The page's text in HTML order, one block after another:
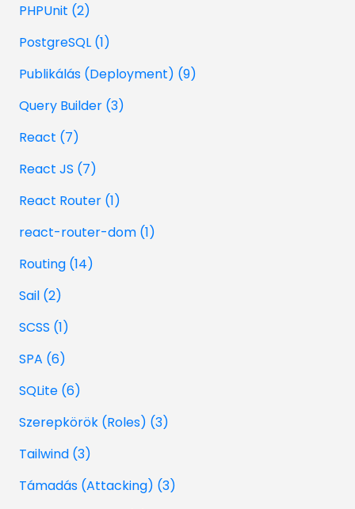
PHPUnit (2)
PostgreSQL (1)
Publikálás (Deployment) (9)
Query Builder (3)
React (7)
React JS (7)
React Router (1)
react-router-dom (1)
Routing (14)
Sail (2)
SCSS (1)
SPA (6)
SQLite (6)
Szerepkörök (Roles) (3)
Tailwind (3)
Támadás (Attacking) (3)